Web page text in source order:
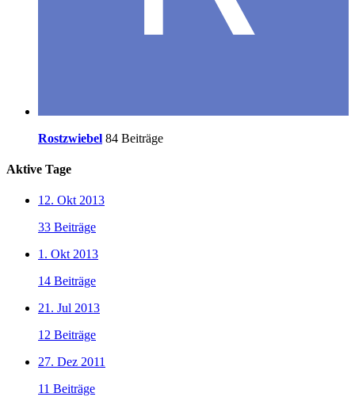
Rostzwiebel 84 Beiträge
Aktive Tage
12. Okt 2013
33 Beiträge
1. Okt 2013
14 Beiträge
21. Jul 2013
12 Beiträge
27. Dez 2011
11 Beiträge